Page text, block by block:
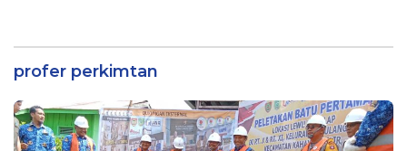
profer perkimtan